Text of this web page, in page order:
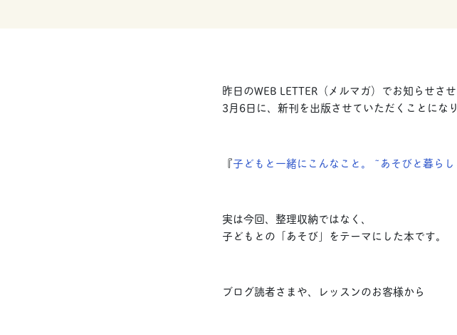
昨日のWEB LETTER（メルマガ）でお知らせさ
3月6日に、新刊を出版させていただくことになり
『子どもと一緒にこんなこと。 ~あそびと暮ら
実は今回、整理収納ではなく、
子どもとの「あそび」をテーマにした本です。
ブログ読者さまや、レッスンのお客様から